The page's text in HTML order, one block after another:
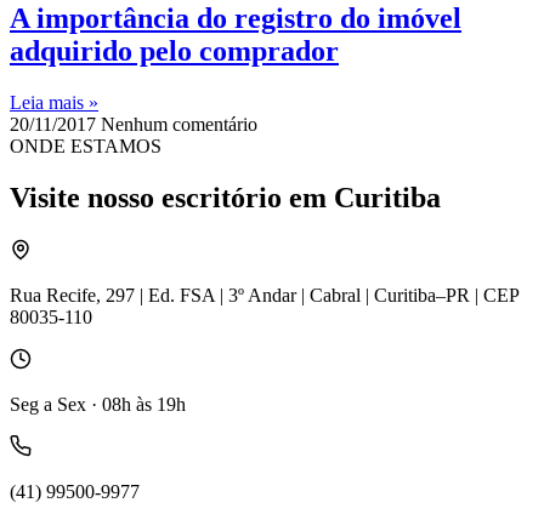
A importância do registro do imóvel
adquirido pelo comprador
Leia mais »
20/11/2017 Nenhum comentário
ONDE ESTAMOS
Visite nosso escritório em Curitiba
Rua Recife, 297 | Ed. FSA | 3º Andar | Cabral | Curitiba–PR | CEP
80035-110
Seg a Sex · 08h às 19h
(41) 99500-9977